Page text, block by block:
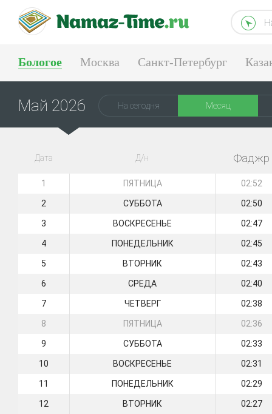
Бологое Москва Санкт-Петербург
Май 2026 На сегодня Месяц
Дата Д/н Фаджр
1 ПЯТНИЦА 02:52
2 СУББОТА 02:50
3 ВОСКРЕСЕНЬЕ 02:47
4 ПОНЕДЕЛЬНИК 02:45
5 ВТОРНИК 02:43
6 СРЕДА 02:40
7 ЧЕТВЕРГ 02:38
8 ПЯТНИЦА 02:36
9 СУББОТА 02:33
10 ВОСКРЕСЕНЬЕ 02:31
11 ПОНЕДЕЛЬНИК 02:29
12 ВТОРНИК 02:27